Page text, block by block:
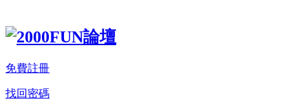
免費註冊
找回密碼